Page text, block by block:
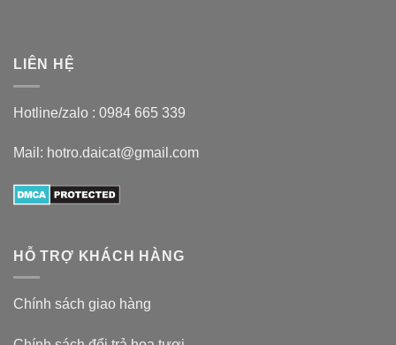
LIÊN HỆ
Hotline/zalo : 0984 665 339
Mail: hotro.daicat@gmail.com
HỖ TRỢ KHÁCH HÀNG
Chính sách giao hàng